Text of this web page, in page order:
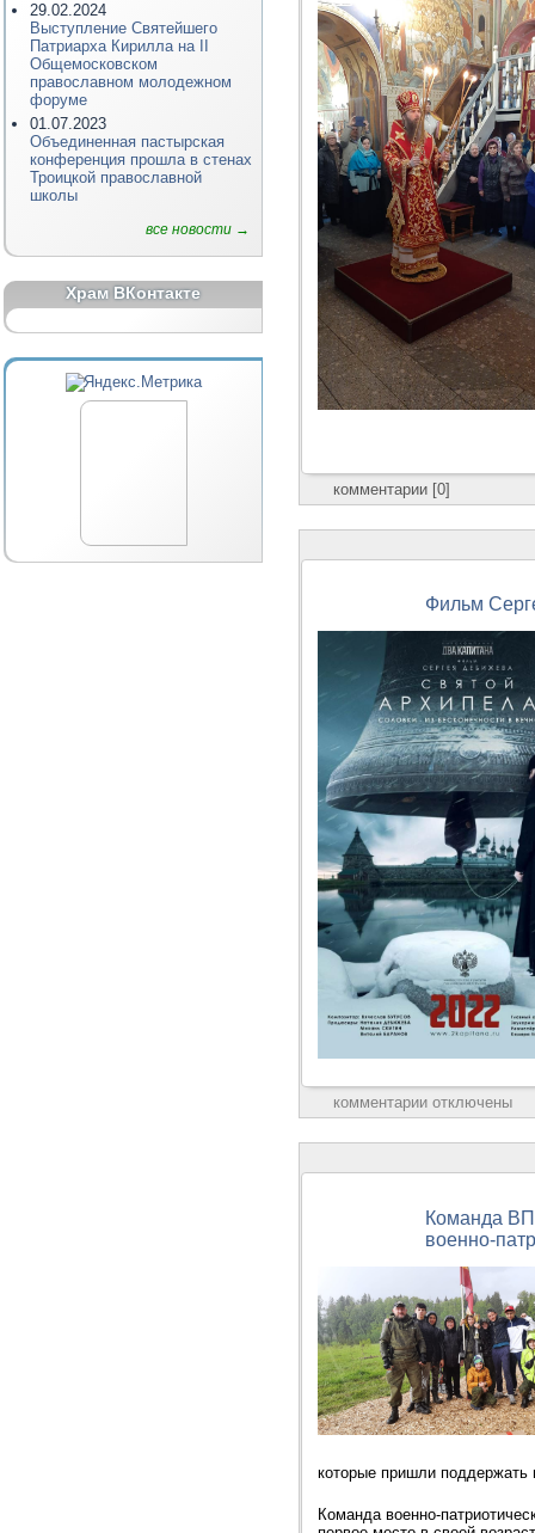
29.02.2024
Выступление Святейшего
Патриарха Кирилла на II
Общемосковском
православном молодежном
форуме
01.07.2023
Объединенная пастырская
конференция прошла в стенах
Троицкой православной
школы
все новости →
Храм ВКонтакте
комментарии [0]
Фильм
комментарии отключены
Команда
военно-
которые пришли
Команда военно-